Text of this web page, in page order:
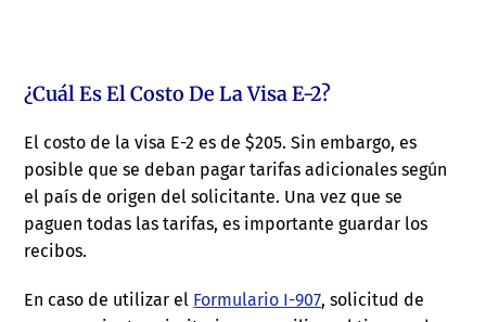
¿Cuál Es El Costo De La Visa E-2?
El costo de la visa E-2 es de $205. Sin embargo, es
posible que se deban pagar tarifas adicionales según
el país de origen del solicitante. Una vez que se
paguen todas las tarifas, es importante guardar los
recibos.
En caso de utilizar el Formulario I-907, solicitud de